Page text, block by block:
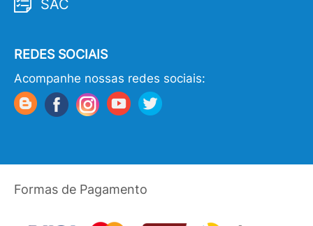
SAC
REDES SOCIAIS
Acompanhe nossas redes sociais:
Formas de Pagamento